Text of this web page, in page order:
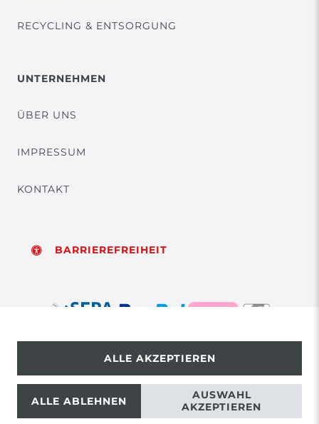
RECYCLING & ENTSORGUNG
UNTERNEHMEN
ÜBER UNS
IMPRESSUM
KONTAKT
BARRIEREFREIHEIT
© Copyright 2026 | Alle Rechte vorbehalten.
ALLE AKZEPTIEREN
ALLE ABLEHNEN
AUSWAHL
AKZEPTIEREN